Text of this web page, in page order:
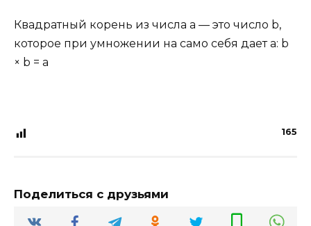
Квадратный корень из числа a — это число b,
которое при умножении на само себя дает a: b
× b = a
165
Поделиться с друзьями